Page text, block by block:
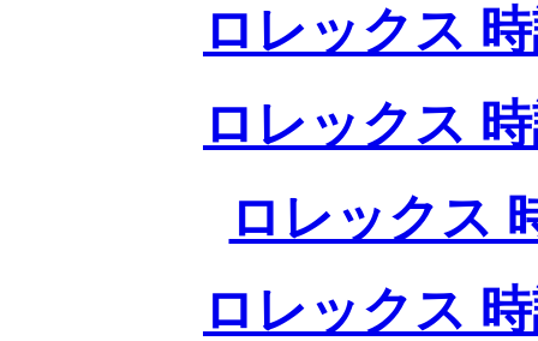
ロレックス
ロレックス
ロレックス
ロレックス